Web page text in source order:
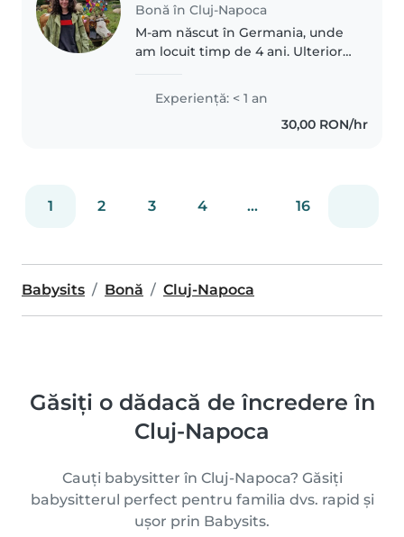
Bonă în Cluj-Napoca
M-am născut în Germania, unde
am locuit timp de 4 ani. Ulterior,
în Ungaria, unde am urmat
școala generală, iar studiile
liceale le-am finalizat în
Experienţă: < 1 an
30,00 RON/hr
1 2 3 4 ... 16
Babysits Bonă Cluj-Napoca
Găsiți o dădacă de încredere în
Cluj-Napoca
Cauți babysitter în Cluj-Napoca? Găsiți
babysitterul perfect pentru familia dvs. rapid și
ușor prin Babysits.